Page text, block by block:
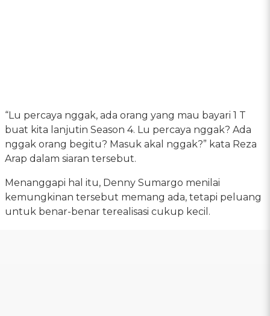
“Lu percaya nggak, ada orang yang mau bayari 1 T
buat kita lanjutin Season 4. Lu percaya nggak? Ada
nggak orang begitu? Masuk akal nggak?” kata Reza
Arap dalam siaran tersebut.
Menanggapi hal itu, Denny Sumargo menilai
kemungkinan tersebut memang ada, tetapi peluang
untuk benar-benar terealisasi cukup kecil.